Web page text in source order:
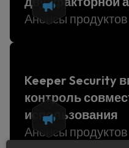
Анонсы продуктов
Keeper Security
контроль
использования
Анонсы продуктов